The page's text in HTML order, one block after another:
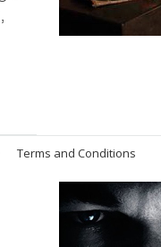
Terms and Conditions